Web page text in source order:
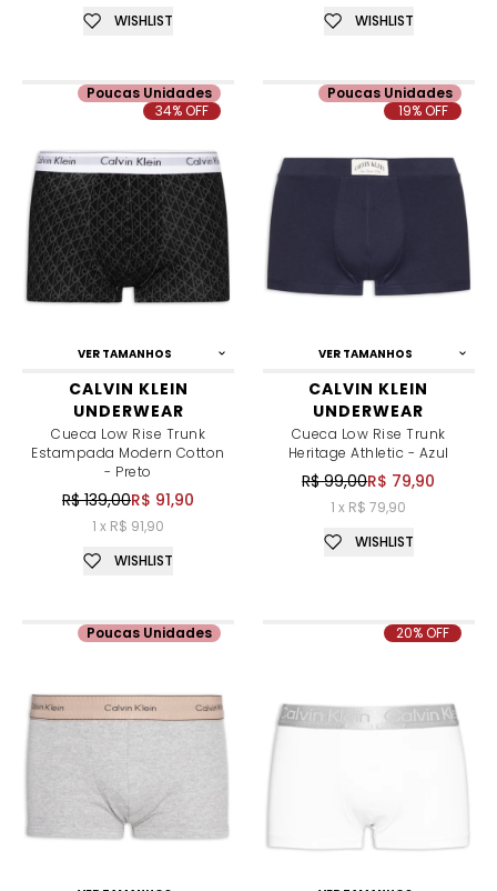
WISHLIST WISHLIST
VER TAMANHOS
CALVIN KLEIN
UNDERWEAR
Cueca Low Rise Trunk
Estampada Modern Cotton
- Preto
R$ 139,00R$ 91,90
1 x R$ 91,90
Poucas Unidades
34% OFF
WISHLIST
VER TAMANHOS
CALVIN KLEIN
UNDERWEAR
Cueca Low Rise Trunk
Heritage Athletic - Azul
R$ 99,00R$ 79,90
1 x R$ 79,90
Poucas Unidades
19% OFF
WISHLIST
Poucas Unidades 20% OFF